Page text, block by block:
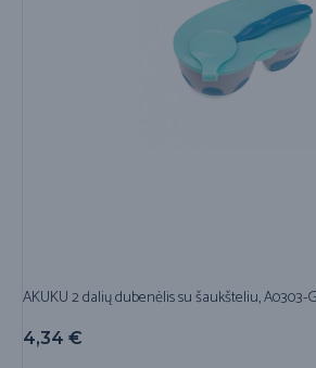
AKUKU 2 dalių dubenėlis su šaukšteliu, A0303-
4,34 €